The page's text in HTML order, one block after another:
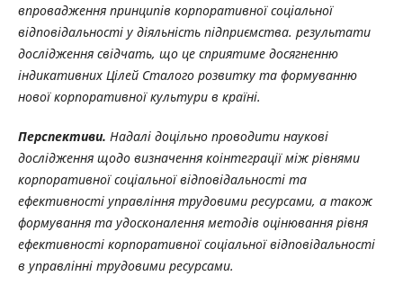
впровадження принципів корпоративної соціальної
відповідальності у діяльність підприємства. результати
дослідження свідчать, що це сприятиме досягненню
індикативних Цілей Сталого розвитку та формуванню
нової корпоративної культури в країні.
Перспективи. Надалі доцільно проводити наукові
дослідження щодо визначення коінтеграції між рівнями
корпоративної соціальної відповідальності та
ефективності управління трудовими ресурсами, а також
формування та удосконалення методів оцінювання рівня
ефективності корпоративної соціальної відповідальності
в управлінні трудовими ресурсами.